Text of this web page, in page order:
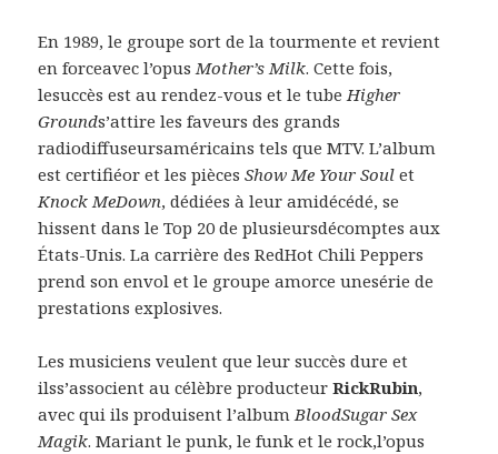
En 1989, le groupe sort de la tourmente et revient
en forceavec l’opus Mother’s Milk. Cette fois,
lesuccès est au rendez-vous et le tube Higher
Grounds’attire les faveurs des grands
radiodiffuseursaméricains tels que MTV. L’album
est certifiéor et les piècesShow Me Your Soul et
Knock MeDown, dédiées à leur amidécédé, se
hissent dans le Top 20 de plusieursdécomptes aux
États-Unis. La carrière des RedHot Chili Peppers
prend son envol et le groupe amorce unesérie de
prestations explosives.
Les musiciens veulent que leur succès dure et
ilss’associent au célèbre producteurRickRubin,
avec qui ils produisent l’album BloodSugar Sex
Magik. Mariant le punk, le funk et le rock,l’opus